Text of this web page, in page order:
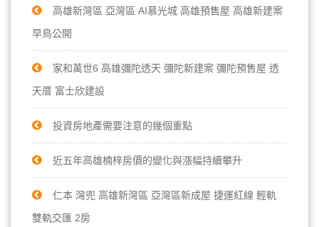
高雄新灣區 亞灣區 AI慕光城 高雄預售屋 高雄新建案
早鳥公開
家和萬世6 高雄彌陀透天 彌陀新建案 彌陀預售屋 透
天厝 富士欣建設
投資房地產需要注意的幾個重點
近五年高雄楠梓房價的變化與漲幅持續攀升
仁本 灣兜 高雄新灣區 亞灣區新成屋 捷運紅線 輕軌
雙軌交匯 2房